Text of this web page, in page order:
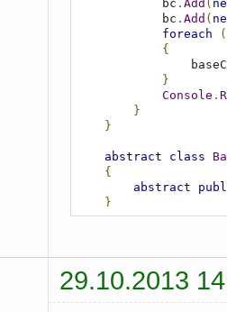
            bc
. Add (
            bc
. Add (
foreach
(
{
}
Console .
}
}
abstract class
{
abstract
}
private
29.10.2013